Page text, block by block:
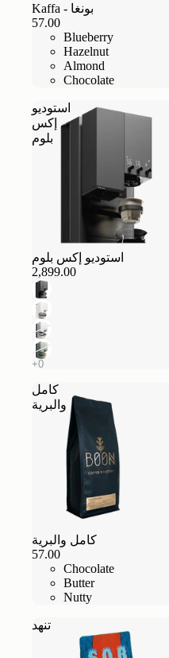
Kaffa - بونغا
57.00
Blueberry
Hazelnut
Almond
Chocolate
استوديو
إكس
بلوم
استوديو إكس بلوم
2,899.00
كامل
والبرية
كامل والبرية
57.00
Chocolate
Butter
Nutty
تنهد